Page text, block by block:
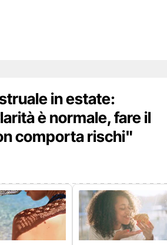
in estate:
è normale, fare il
comporta rischi"